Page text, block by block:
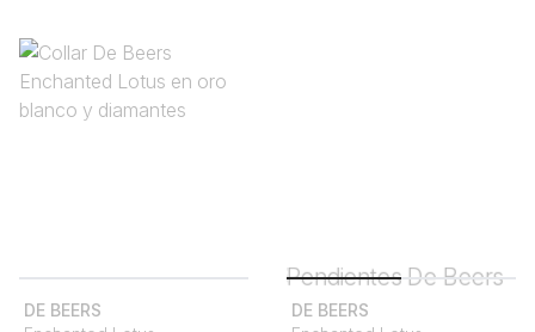
DE BEERS
DE BEERS